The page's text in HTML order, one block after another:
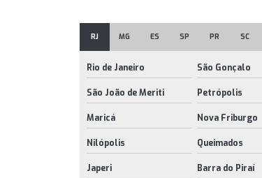
RJ MG ES SP PR SC
Rio de Janeiro São Gonçalo
São João de Meriti Petrópolis
Maricá Nova Friburgo
Nilópolis Queimados
Japeri Barra do Piraí